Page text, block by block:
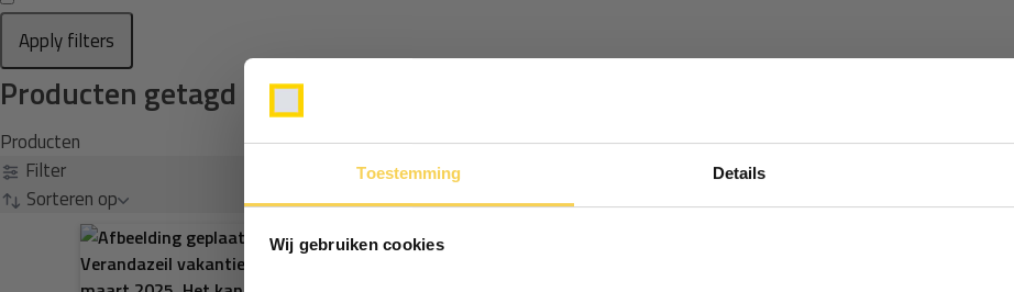
Toestemming Details
Wij gebruiken cookies
Apply filters
Producten getagd met pvc zeildoek rood
Producten
Filter
Sorteren op
Ontvang €5,- korting!
ontvang €5,- welkomstkorting!